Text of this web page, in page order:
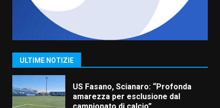
ULTIME NOTIZIE
1
“I Contestatori: Musica di
Rivoluzione”: nuovo
appuntamento con “Fasano in
US Fasano, Scianaro: “Profonda
amarezza per esclusione dal